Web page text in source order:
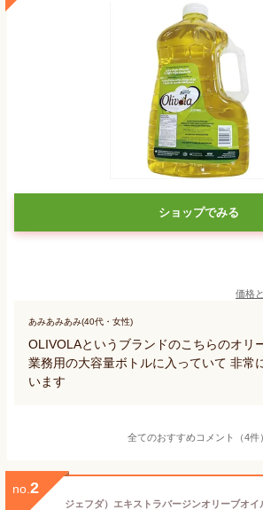
ショップでみる
価格
あみあみあみ(40代・女性)
OLIVOLAというブランドのこちらのオリ
業務用の大容量ボトルに入っていて 非常
います
全てのおすすめコメント（4件）
no. 2